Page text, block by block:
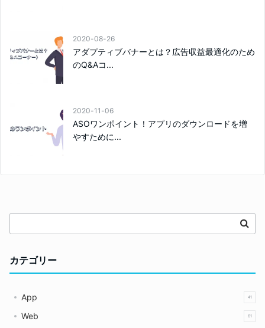
2020-08-26
アダプティブバナーとは？広告収益最適化のため
のQ&Aコ...
2020-11-06
ASOワンポイント！アプリのダウンロードを増
やすために...
カテゴリー
App 41
Web 61